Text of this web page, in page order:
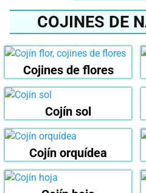
COJINES DE
Cojines de flores
Cojín sol
Cojín orquídea